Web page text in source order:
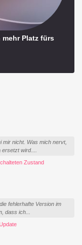
Platz fürs
mir nicht. Was mich nervt,
wird....
Zustand
fehlerhafte Version im
dass ich...